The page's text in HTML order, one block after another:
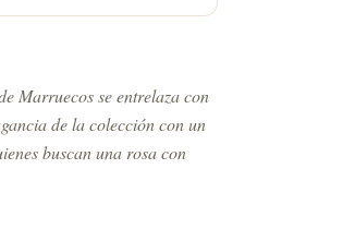
Marruecos se entrelaza con
de la colección con un
buscan una rosa con